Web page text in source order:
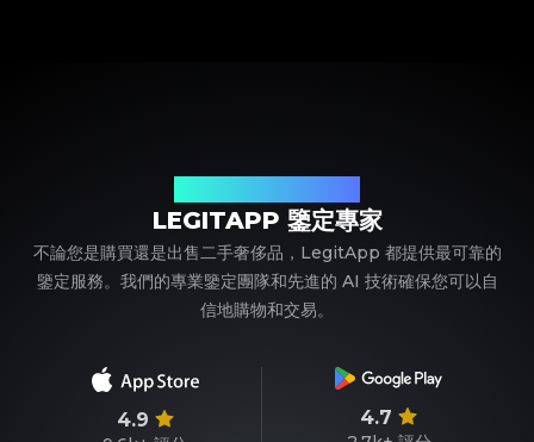
LEGITAPP 鑒定專家
不論您是購買還是出售二手奢侈品，LegitApp 都提供最可靠的
鑒定服務。我們的專業鑒定團隊和先進的 AI 技術確保您可以自
信地購物和交易。
4.9 4.7